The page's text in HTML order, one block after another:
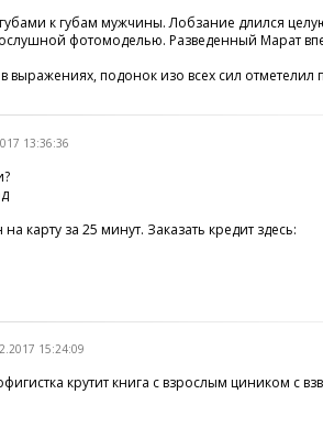
к губам мужчины. Лобзание длился
фотомоделью. Разведенный Марат
выражениях, подонок изо всех сил
13:36:36
карту за 25 минут. Заказать кредит здесь:
15:24:09
крутит книга c взрослым циником c